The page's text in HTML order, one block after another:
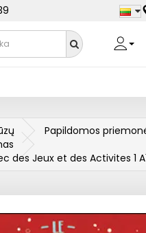
Papildomos
des Jeux et des Activites 1